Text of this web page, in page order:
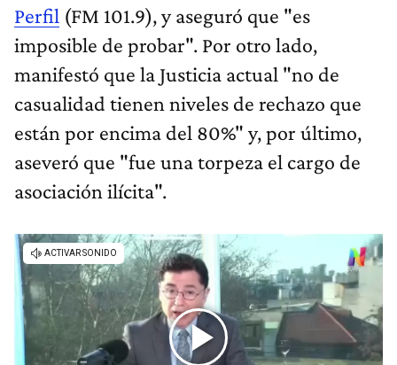
Perfil (FM 101.9), y aseguró que "es
imposible de probar". Por otro lado,
manifestó que la Justicia actual "no de
casualidad tienen niveles de rechazo que
están por encima del 80%" y, por último,
aseveró que "fue una torpeza el cargo de
asociación ilícita".